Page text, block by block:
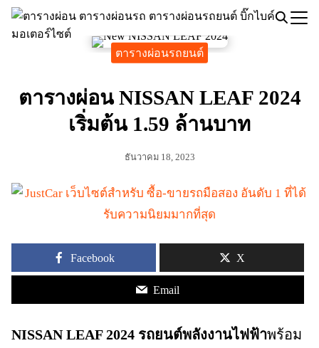
Skip
Search
ตารางผ่อนรถยนต์
ตารางผ่อน NISSAN LEAF 2024
เริ่มต้น 1.59 ล้านบาท
ธันวาคม 18, 2023
Facebook X
Email
NISSAN LEAF 2024 รถยนต์พลังงานไฟฟ้าพร้อม